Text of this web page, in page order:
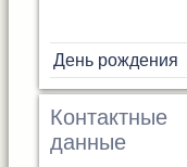
День рождения
Контактные
данные